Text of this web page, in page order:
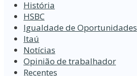
História
HSBC
Igualdade de Oportunidades
Itaú
Notícias
Opinião de trabalhador
Recentes